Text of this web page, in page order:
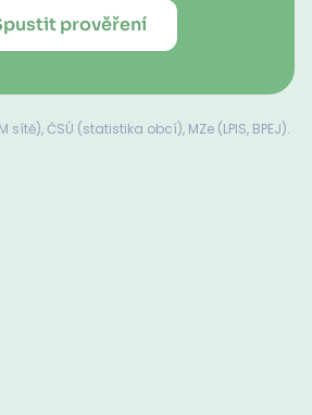
prověření
sítě), ČSÚ (statistika obcí), MZe (LPIS, BPEJ).